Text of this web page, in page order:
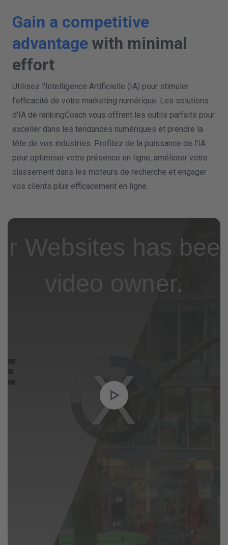
Gain a competitive
advantage with minimal
effort
Utilisez l'Intelligence Artificielle (IA) pour stimuler
l'efficacité de votre marketing numérique. Les solutions
d'IA de rankingCoach vous offrent les outils parfaits pour
exceller dans les tendances numériques et prendre la
tête de vos industries. Profitez de la puissance de l'IA
pour optimiser votre présence en ligne, améliorer votre
classement dans les moteurs de recherche et engager
vos clients plus efficacement en ligne.
Video
Player
loading.
Websites has
video owner.